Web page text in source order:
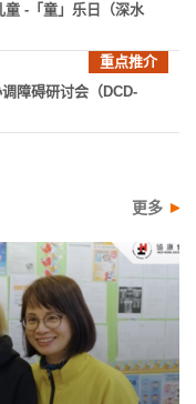
-「童」乐日（深水
重点推介
障碍研讨会（DCD-
更多